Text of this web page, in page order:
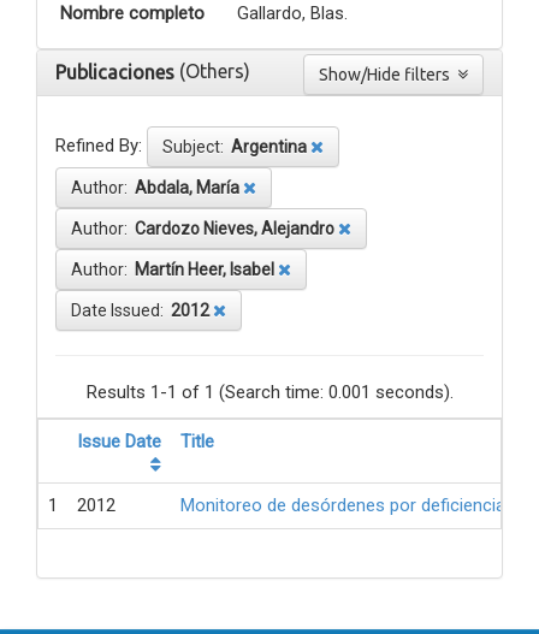
Nombre completo Gallardo, Blas.
Publicaciones (Others)
Refined By: Subject: Argentina
Author: Abdala, María
Author: Cardozo Nieves, Alejandro
Author: Martín Heer, Isabel
Date Issued: 2012
Results 1-1 of 1 (Search time: 0.001 seconds).
Issue Date Title
1 2012 Monitoreo de desórdenes por deficiencia